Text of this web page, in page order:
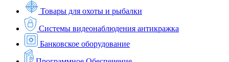
Товары для охоты и рыбалки
Системы видеонаблюдения антикражка
Банковское оборудование